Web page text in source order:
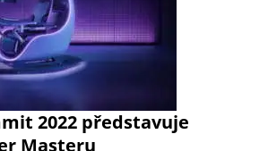
2022 představuje
Masteru